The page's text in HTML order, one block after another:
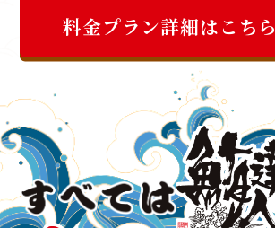
料金プラン詳細はこちら